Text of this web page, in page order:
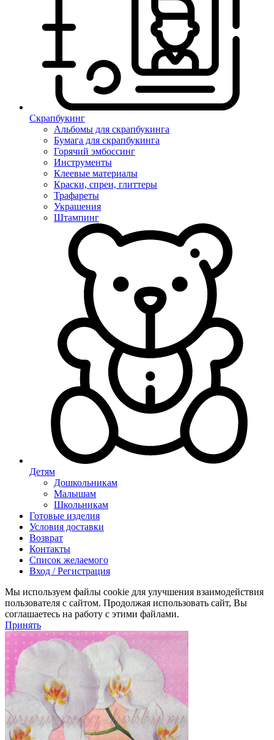
Скрапбукинг
Альбомы для скрапбукинга
Бумага для скрапбукинга
Горячий эмбоссинг
Инструменты
Клеевые материалы
Краски, спреи, глиттеры
Трафареты
Украшения
Штампинг
Детям
Дошкольникам
Малышам
Школьникам
Готовые изделия
Условия доставки
Возврат
Контакты
Список желаемого
Вход / Регистрация
Мы используем файлы cookie для улучшения взаимодействия
пользователя с сайтом. Продолжая использовать сайт, Вы
соглашаетесь на работу с этими файлами.
Принять